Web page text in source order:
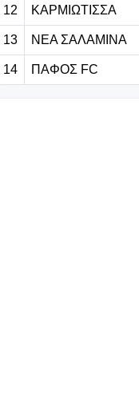
12 ΚΑΡΜΙΩΤΙΣΣΑ
13 ΝΕΑ ΣΑΛΑΜΙΝΑ
14 ΠΑΦΟΣ FC